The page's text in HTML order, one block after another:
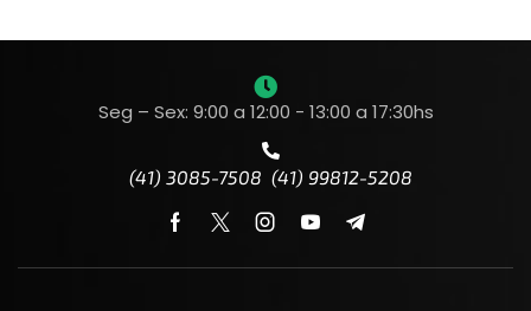
Seg – Sex: 9:00 a 12:00 - 13:00 a 17:30hs
(41) 3085-7508 (41) 99812-5208